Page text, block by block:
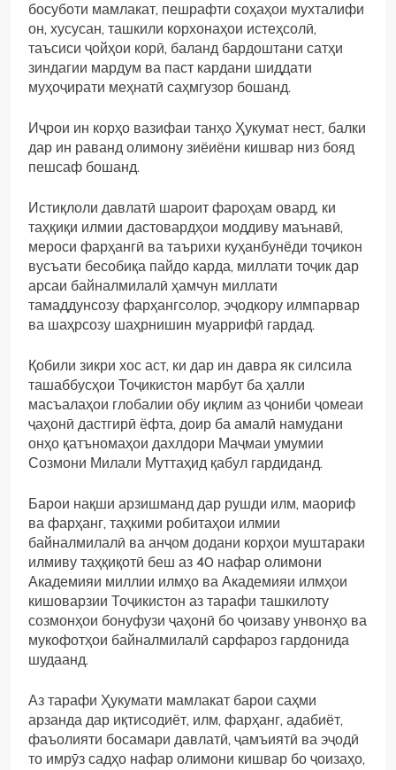
босуботи мамлакат, пешрафти соҳаҳои мухталифи
он, хусусан, ташкили корхонаҳои истеҳсолӣ,
таъсиси ҷойҳои корӣ, баланд бардоштани сатҳи
зиндагии мардум ва паст кардани шиддати
муҳоҷирати меҳнатӣ саҳмгузор бошанд.
Иҷрои ин корҳо вазифаи танҳо Ҳукумат нест, балки
дар ин раванд олимону зиёиёни кишвар низ бояд
пешсаф бошанд.
Истиқлоли давлатӣ шароит фароҳам овард, ки
таҳқиқи илмии дастовардҳои моддиву маънавӣ,
мероси фарҳангӣ ва таърихи куҳанбунёди тоҷикон
вусъати бесобиқа пайдо карда, миллати тоҷик дар
арсаи байналмилалӣ ҳамчун миллати
тамаддунсозу фарҳангсолор, эҷодкору илмпарвар
ва шаҳрсозу шаҳрнишин муаррифӣ гардад.
Қобили зикри хос аст, ки дар ин давра як силсила
ташаббусҳои Тоҷикистон марбут ба ҳалли
масъалаҳои глобалии обу иқлим аз ҷониби ҷомеаи
ҷаҳонӣ дастгирӣ ёфта, доир ба амалӣ намудани
онҳо қатъномаҳои дахлдори Маҷмаи умумии
Созмони Милали Муттаҳид қабул гардиданд.
Барои нақши арзишманд дар рушди илм, маориф
ва фарҳанг, таҳкими робитаҳои илмии
байналмилалӣ ва анҷом додани корҳои муштараки
илмиву таҳқиқотӣ беш аз 40 нафар олимони
Академияи миллии илмҳо ва Академияи илмҳои
кишоварзии Тоҷикистон аз тарафи ташкилоту
созмонҳои бонуфузи ҷаҳонӣ бо ҷоизаву унвонҳо ва
мукофотҳои байналмилалӣ сарфароз гардонида
шудаанд.
Аз тарафи Ҳукумати мамлакат барои саҳми
арзанда дар иқтисодиёт, илм, фарҳанг, адабиёт,
фаъолияти босамари давлатӣ, ҷамъиятӣ ва эҷодӣ
то имрӯз садҳо нафар олимони кишвар бо ҷоизаҳо,